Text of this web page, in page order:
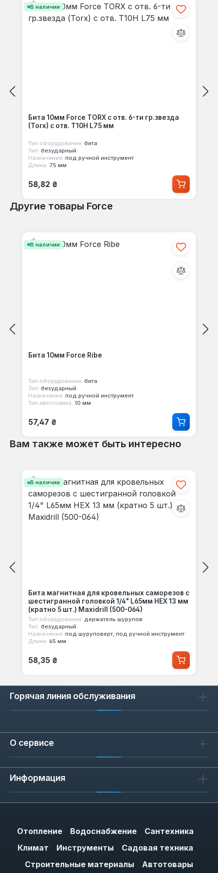
В наличии
Бита 10мм Force TORX с отв. 6-ти гр.звезда
(Torx) с отв. T10H L75 мм
Тип оборудования: бита
Тип: безударный
Назначение: под ручной инструмент
Длина: 75 мм
Обычная цена:
58,82 ₴
Другие товары Force
В наличии
Бита 10мм Force Ribe
Тип оборудования: бита
Тип: безударный
Назначение: под ручной инструмент
Тип хвостовика: 10 мм
Обычная цена:
57,47 ₴
Вам также может быть интересно
В наличии
Бита магнитная для кровельных саморезов с
шестигранной головкой 1/4" L65мм HEX 13 мм
(кратно 5 шт.) Maxidrill (500-064)
Тип оборудования: держатель шурупов
Тип: безударный
Назначение: под шуруповерт, под ручной инструмент
Длина: 65 мм
Обычная цена:
58,35 ₴
Горячая линия обслуживания
О сервисе
Информация
Отопление Водоснабжение
Сантехника
Климат
Инструменты
Садовая техника
Строительные материалы
Автотовары